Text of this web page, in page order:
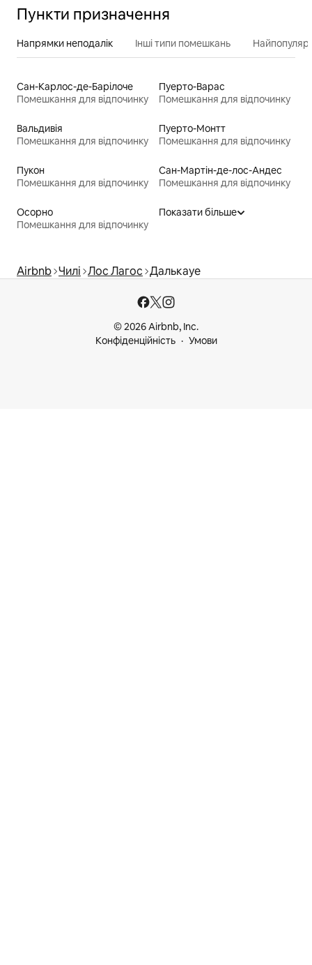
Пункти призначення
Напрямки неподалік Інші типи помешкань
Сан-Карлос-де-Барілоче
Помешкання для відпочинку
Пуерто-Варас
Помешкання для відпочинку
Вальдивія
Помешкання для відпочинку
Пуерто-Монтт
Помешкання для відпочинку
Пукон
Помешкання для відпочинку
Сан-Мартін-де-лос-Андес
Помешкання для відпочинку
Осорно
Помешкання для відпочинку
Показати більше
Airbnb Чилі Лос Лагос Далькауе
© 2026 Airbnb, Inc.
Конфіденційність
Умови